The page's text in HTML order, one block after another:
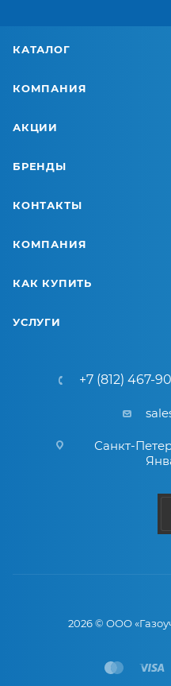
КАТАЛОГ
КОМПАНИЯ
АКЦИИ
БРЕНДЫ
КОНТАКТЫ
КОМПАНИЯ
КАК КУПИТЬ
УСЛУГИ
+7 (812) 467-
Санкт-
2026 © ООО